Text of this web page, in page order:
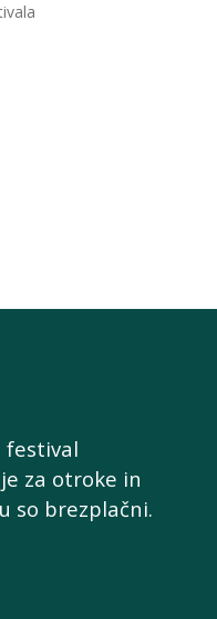
festival
za otroke in
so brezplačni.